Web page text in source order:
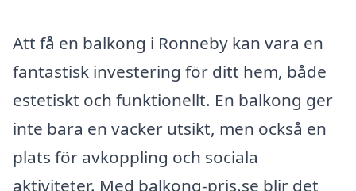
Att få en balkong i Ronneby kan vara en
fantastisk investering för ditt hem, både
estetiskt och funktionellt. En balkong ger
inte bara en vacker utsikt, men också en
plats för avkoppling och sociala
aktiviteter. Med balkong-pris.se blir det